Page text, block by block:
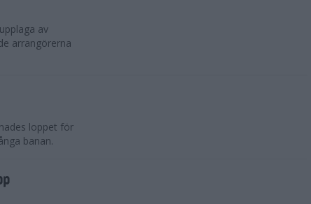
av
arrangörerna
loppet för
banan.